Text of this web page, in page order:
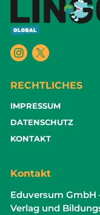
RECHTLICHES
IMPRESSUM
DATENSCHUTZ
KONTAKT
Kontakt
Eduversum GmbH
Verlag und